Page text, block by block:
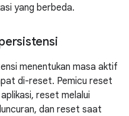
yang berbeda.
menentukan masa aktif
di-reset. Pemicu reset
reset melalui
dan reset saat